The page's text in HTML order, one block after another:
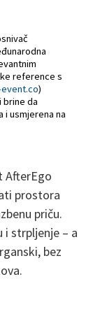
reference s
)
brine da
i usmjerena na
AfterEgo
prostora
priču.
i strpljenje – a
bez